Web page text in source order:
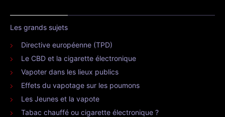
Les grands sujets
Directive européenne (TPD)
Le CBD et la cigarette électronique
Vapoter dans les lieux publics
Effets du vapotage sur les poumons
Les Jeunes et la vapote
Tabac chauffé ou cigarette électronique ?